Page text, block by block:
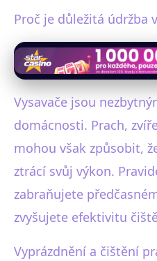
Proč je důležitá údržba
Vysavače jsou
domácnosti. Prach,
mohou však způsobit,
ztrácí svůj výkon.
zabraňujete
zvyšujete efektivitu
Vyprázdnění a čištění